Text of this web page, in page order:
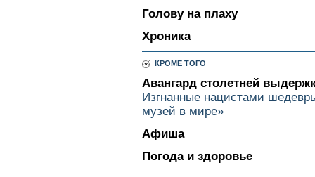
Голову на плаху
Хроника
КРОМЕ ТОГО
Авангард столетней
Изгнанные нацистами
музей в мире»
Афиша
Погода и здоровье